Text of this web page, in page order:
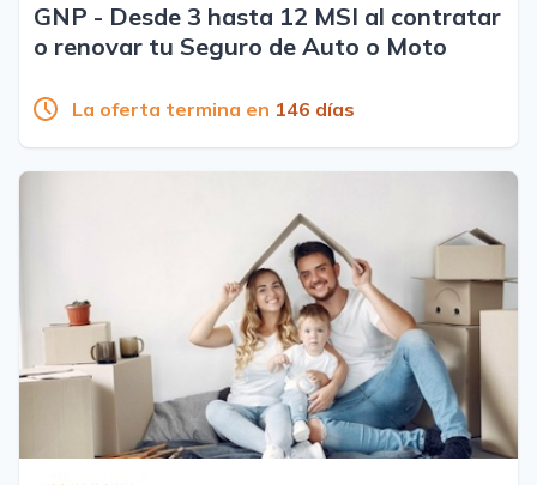
GNP - Desde 3 hasta 12 MSI al contratar
o renovar tu Seguro de Auto o Moto
La oferta termina en 146 días